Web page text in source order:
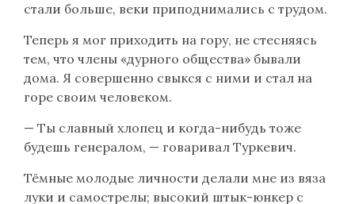
стали больше, веки приподнимались с трудом.
Теперь я мог приходить на гору, не стесняясь
тем, что члены «дурного общества» бывали
дома. Я совершенно свыкся с ними и стал на
горе своим человеком.
— Ты славный хлопец и когда-нибудь тоже
будешь генералом, — говаривал Туркевич.
Тёмные молодые личности делали мне из вяза
луки и самострелы; высокий штык-юнкер с